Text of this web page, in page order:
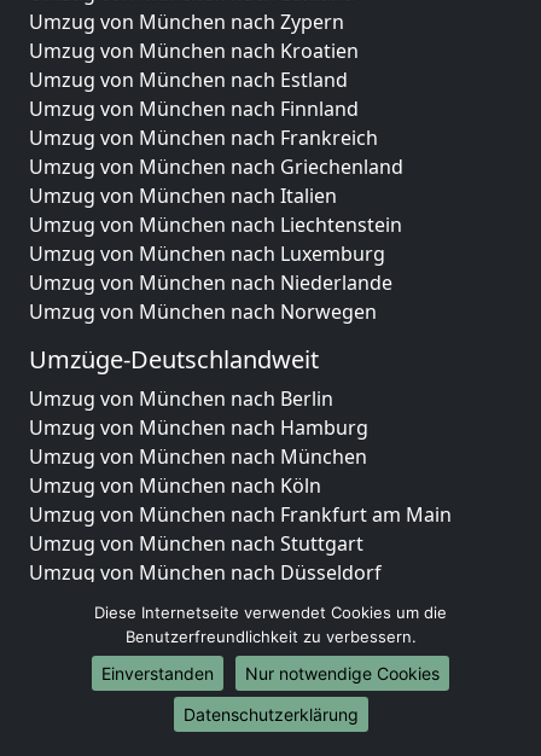
Umzug von München nach Zypern
Umzug von München nach Kroatien
Umzug von München nach Estland
Umzug von München nach Finnland
Umzug von München nach Frankreich
Umzug von München nach Griechenland
Umzug von München nach Italien
Umzug von München nach Liechtenstein
Umzug von München nach Luxemburg
Umzug von München nach Niederlande
Umzug von München nach Norwegen
Umzüge-Deutschlandweit
Umzug von München nach Berlin
Umzug von München nach Hamburg
Umzug von München nach München
Umzug von München nach Köln
Umzug von München nach Frankfurt am Main
Umzug von München nach Stuttgart
Umzug von München nach Düsseldorf
Umzug von München nach Leipzig
Umzug von München nach Dortmund
Umzug von München nach Essen
Umzug von München nach Bremen
Umzug von München nach Dresden
Diese Internetseite verwendet Cookies um die
Benutzerfreundlichkeit zu verbessern.
Einverstanden
Nur notwendige Cookies
Datenschutzerklärung